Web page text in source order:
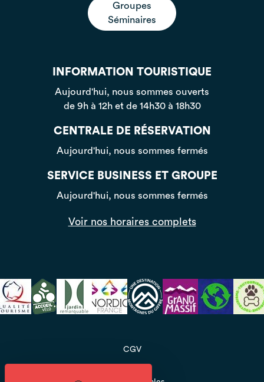
Groupes
Séminaires
INFORMATION TOURISTIQUE
Aujourd'hui, nous sommes ouverts
de 9h à 12h et de 14h30 à 18h30
CENTRALE DE RÉSERVATION
Aujourd'hui, nous sommes fermés
SERVICE BUSINESS ET GROUPE
Aujourd'hui, nous sommes fermés
Voir nos horaires complets
CGV